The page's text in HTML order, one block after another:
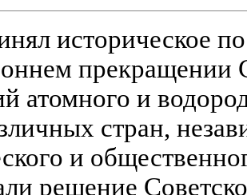
историческое
атомного и
стран,
и
решение